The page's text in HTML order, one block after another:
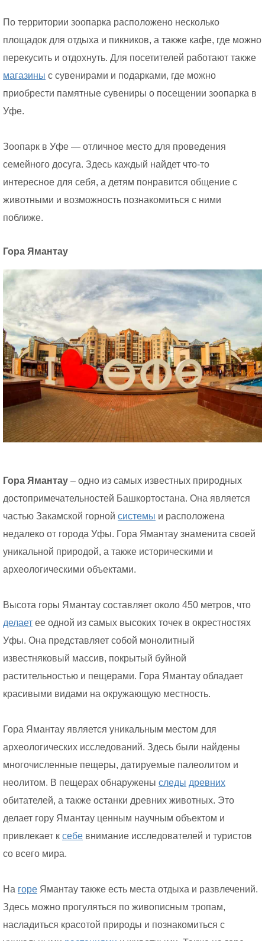
По территории зоопарка расположено несколько
площадок для отдыха и пикников, а также кафе, где можно
перекусить и отдохнуть. Для посетителей работают также
магазины с сувенирами и подарками, где можно
приобрести памятные сувениры о посещении зоопарка в
Уфе.
Зоопарк в Уфе — отличное место для проведения
семейного досуга. Здесь каждый найдет что-то
интересное для себя, а детям понравится общение с
животными и возможность познакомиться с ними
поближе.
Гора Ямантау
Гора Ямантау – одно из самых известных природных
достопримечательностей Башкортостана. Она является
частью Закамской горной системы и расположена
недалеко от города Уфы. Гора Ямантау знаменита своей
уникальной природой, а также историческими и
археологическими объектами.
Высота горы Ямантау составляет около 450 метров, что
делает ее одной из самых высоких точек в окрестностях
Уфы. Она представляет собой монолитный
известняковый массив, покрытый буйной
растительностью и пещерами. Гора Ямантау обладает
красивыми видами на окружающую местность.
Гора Ямантау является уникальным местом для
археологических исследований. Здесь были найдены
многочисленные пещеры, датируемые палеолитом и
неолитом. В пещерах обнаружены следы древних
обитателей, а также останки древних животных. Это
делает гору Ямантау ценным научным объектом и
привлекает к себе внимание исследователей и туристов
со всего мира.
На горе Ямантау также есть места отдыха и развлечений.
Здесь можно прогуляться по живописным тропам,
насладиться красотой природы и познакомиться с